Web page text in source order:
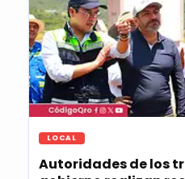
LOCAL
Autoridades de los